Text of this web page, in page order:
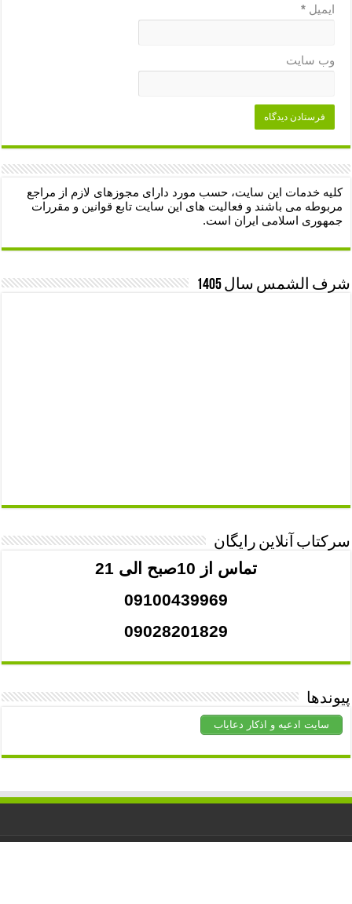
ایمیل*
وب‌ سایت
کلیه خدمات این سایت، حسب مورد دارای مجوزهای لازم از مراجع
مربوطه می باشند و فعالیت های این سایت تابع قوانین و مقررات
جمهوری اسلامی ایران است.
شرف الشمس سال 1405
سرکتاب آنلاین رایگان
تماس از 10صبح الی 21
09100439969
09028201829
پیوندها
سایت ادعیه و اذکار دعایاب